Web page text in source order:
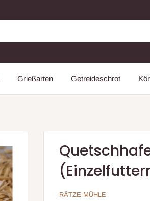
Grießarten Getreideschrot
RÄTZE-MÜHLE